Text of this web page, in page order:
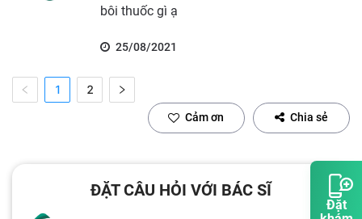
Đặt
bôi thuốc gì ạ
25/08/2021
1 2
Cảm ơn Chia sẻ
ĐẶT CÂU HỎI VỚI BÁC SĨ